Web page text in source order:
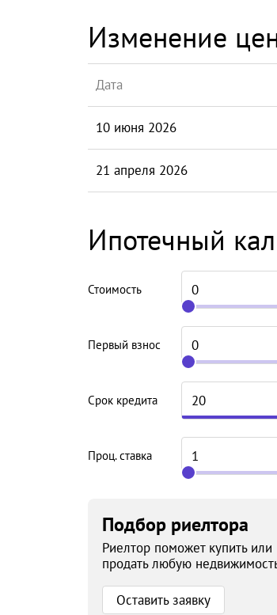
Изменение
Дата
10 июня 2026
21 апреля 2026
Ипотечный
Стоимость
Первый взнос
Срок кредита
Проц. ставка
Подбор риелтора
Риелтор поможет купить или
продать любую
Оставить заявку